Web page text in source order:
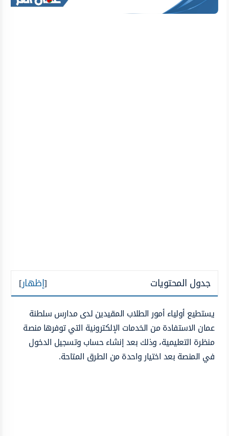
جدول المحتويات [إظهار]
يستطيع أولياء أمور الطلاب المقيدين لدى مدارس سلطنة
عمان الاستفادة من الخدمات الإلكترونية التي توفرها منصة
منظرة التعليمية، وذلك بعد إنشاء حساب وتسجيل الدخول
في المنصة بعد اختيار واحدة من الطرق المتاحة.